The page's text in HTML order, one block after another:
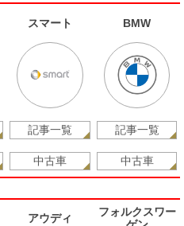
スマート
記事一覧
中古車
BMW
記事一覧
中古車
アウディ
フォルクスワー